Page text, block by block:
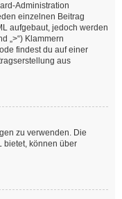
Administration
einzelnen Beitrag
aufgebaut, jedoch werden
„>“) Klammern
findest du auf einer
aus
zu verwenden. Die
bietet, können über